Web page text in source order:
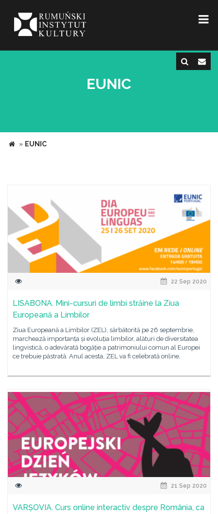
EUNIC
» EUNIC
22 Sep 2020
LISABONA. Mini-cursuri de limbi străine la Ziua
Europeană a Limbilor
Ziua Europeană a Limbilor (ZEL), sărbătorită pe 26 septembrie,
marchează importanța și evoluția limbilor, alături de diversitatea
lingvistică, o adevărată bogăție a patrimoniului comun al Europei
ce trebuie păstrată. Anul acesta, ZEL va fi celebrată online,
21 Sep 2020
VARȘOVIA. Curs online interactiv despre România, ca